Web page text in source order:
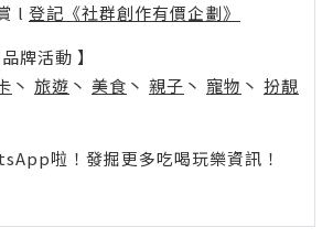
l 登記《社群創作有價企劃》
牌活動 】
丶 旅遊 丶 美食 丶 親子 丶 寵物 丶 扮靚
啦！發掘更多吃喝玩樂資訊！